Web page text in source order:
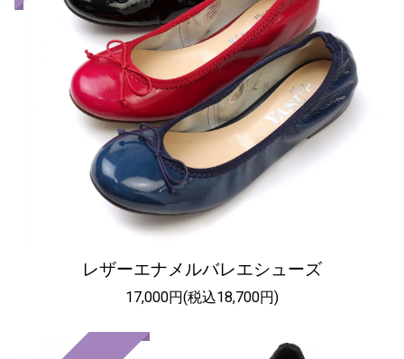
レザーエナメルバレエシューズ
17,000円(税込18,700円)